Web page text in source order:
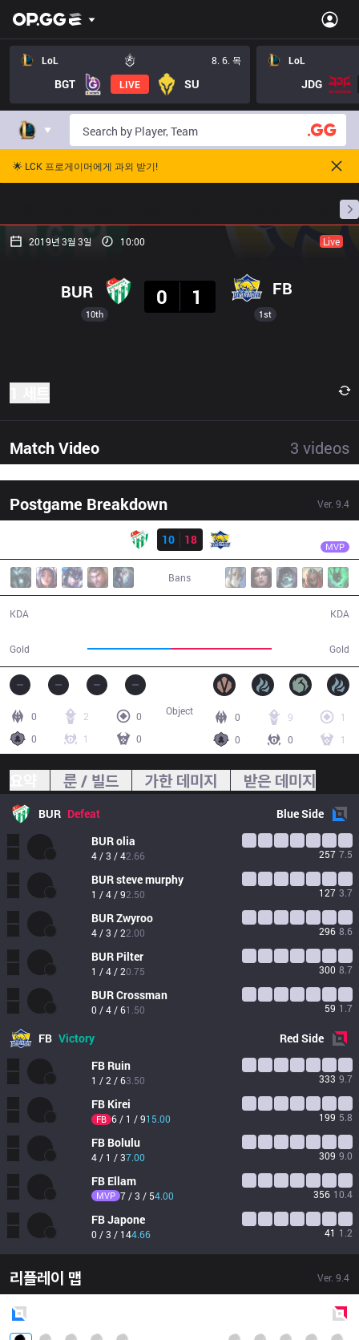
LoL 8. 6. 목
BGT LIVE SU
LoL
JDG
🌟 LCK 프로게이머에게 과외 받기!
프로빌
2019년 3월 3일 10:00 Live
10th
BUR
0
1 FB
1st
Match Video 3 videos
Postgame Breakdown Ver. 9.4
10
18 MVP
Bans
KDA
Gold Gold
KDA
0 2
0
0
1 0
0 9
1
0
0 1
Object
룬 / 빌드 가한 데미지 받은 데미지
BUR Defeat BlueSide
BURolia
4 / 3 / 42.66 257 7.5
BURsteve murphy
1 / 4 / 92.50 127 3.7
BURZwyroo
4 / 3 / 22.00 296 8.6
BUR Pilter
1 / 4 / 20.75 300 8.7
BURCrossman
0 / 4 / 61.50 59 1.7
FB Victory RedSide
FB Ruin
1 / 2 / 63.50 333 9.7
FB Kirei
FB 6 / 1 / 915.00 199 5.8
FB Bolulu
4 / 1 / 37.00 309 9.0
FB Ellam
MVP 7 / 3 / 54.00 356 10.4
FBJapone
0 / 3 / 144.66 41 1.2
리플레이 맵 Ver. 9.4